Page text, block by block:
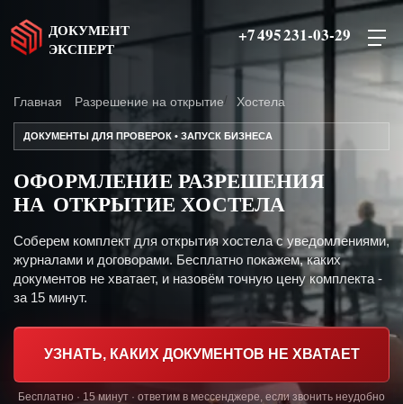
ДОКУМЕНТ
ЭКСПЕРТ
+7 495 231-03-29
Главная Разрешение на открытие Хостела
ДОКУМЕНТЫ ДЛЯ ПРОВЕРОК • ЗАПУСК БИЗНЕСА
ОФОРМЛЕНИЕ РАЗРЕШЕНИЯ
НА ОТКРЫТИЕ ХОСТЕЛА
Соберем комплект для открытия хостела с уведомлениями,
журналами и договорами. Бесплатно покажем, каких
документов не хватает, и назовём точную цену комплекта -
за 15 минут.
УЗНАТЬ, КАКИХ ДОКУМЕНТОВ НЕ ХВАТАЕТ
Бесплатно · 15 минут · ответим в мессенджере, если звонить неудобно